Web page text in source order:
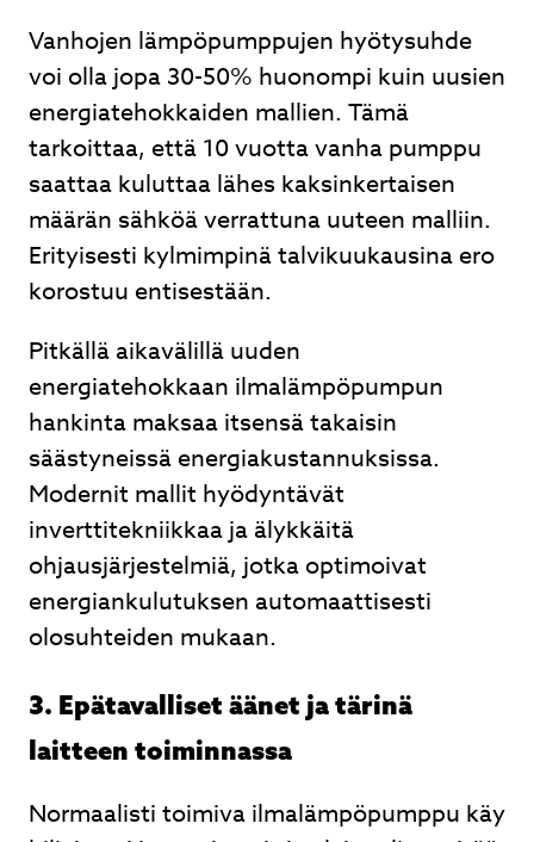
Vanhojen lämpöpumppujen hyötysuhde
voi olla jopa 30-50% huonompi kuin uusien
energiatehokkaiden mallien. Tämä
tarkoittaa, että 10 vuotta vanha pumppu
saattaa kuluttaa lähes kaksinkertaisen
määrän sähköä verrattuna uuteen malliin.
Erityisesti kylmimpinä talvikuukausina ero
korostuu entisestään.
Pitkällä aikavälillä uuden
energiatehokkaan ilmalämpöpumpun
hankinta maksaa itsensä takaisin
säästyneissä energiakustannuksissa.
Modernit mallit hyödyntävät
inverttitekniikkaa ja älykkäitä
ohjausjärjestelmiä, jotka optimoivat
energiankulutuksen automaattisesti
olosuhteiden mukaan.
3. Epätavalliset äänet ja tärinä
laitteen toiminnassa
Normaalisti toimiva ilmalämpöpumppu käy